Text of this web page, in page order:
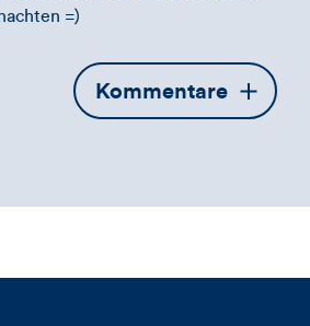
=)
Öffnet
die
Kommentare